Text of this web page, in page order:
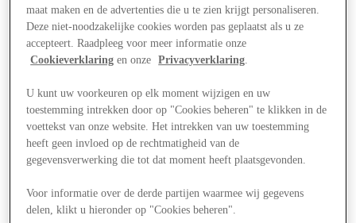
Aanbiedingen
maat maken en de advertenties die u te zien krijgt personaliseren.
Deze niet-noodzakelijke cookies worden pas geplaatst als u ze
accepteert. Raadpleeg voor meer informatie onze
Cookieverklaring en onze Privacyverklaring
U kunt uw voorkeuren op elk moment wijzigen en uw
toestemming intrekken door op "Cookies beheren" te klikken in de
voettekst van onze website. Het intrekken van uw toestemming
heeft geen invloed op de rechtmatigheid van de
gegevensverwerking die tot dat moment heeft plaatsgevonden.
Voor informatie over de derde partijen waarmee wij gegevens
delen, klikt u hieronder op "Cookies beheren".